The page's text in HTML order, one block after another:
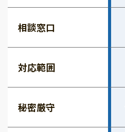
相談窓口
対応範囲
秘密厳守